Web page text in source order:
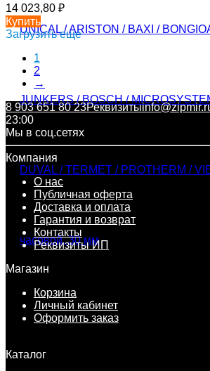
14 023,80 ₽
Купить
Загрузить еще
1
2
→
8 903 651 80 23Реквизиты
23:00
Мы в соц.сетях
Компания
О нас
Публичная оферта
Доставка и оплата
Гарантия и возврат
Контакты
Реквизиты ИП
Магазин
Корзина
Личный кабинет
Оформить заказ
Каталог